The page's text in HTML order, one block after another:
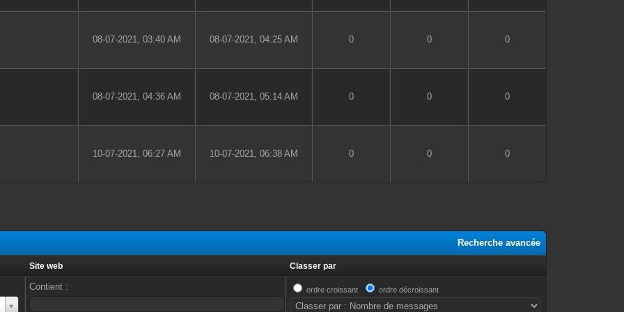
08-07-2021, 03:40 AM 08-07-2021, 04:25 AM 0 0 0
08-07-2021, 04:36 AM 08-07-2021, 05:14 AM 0 0 0
10-07-2021, 06:27 AM 10-07-2021, 06:38 AM 0 0 0
Recherche avancée
Site web Classer par
Contient : ordre croissant ordre décroissant